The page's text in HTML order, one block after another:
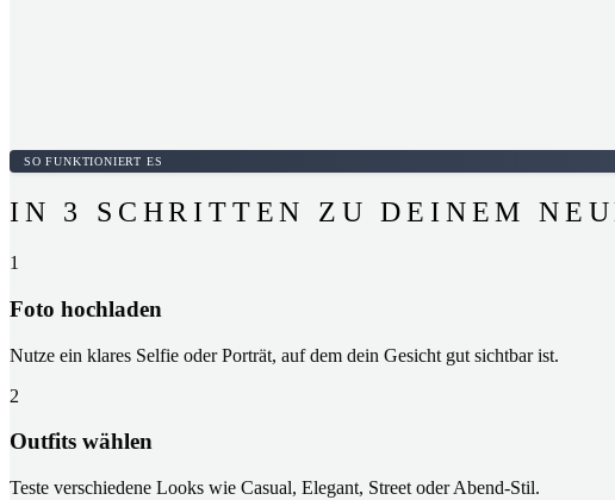
SO FUNKTIONIERT ES
IN 3 SCHRITTEN ZU DEINEM
1
Foto hochladen
Nutze ein klares Selfie oder Porträt, auf dem dein Gesicht gut sichtbar ist.
2
Outfits wählen
Teste verschiedene Looks wie Casual, Elegant, Street oder Abend-Stil.